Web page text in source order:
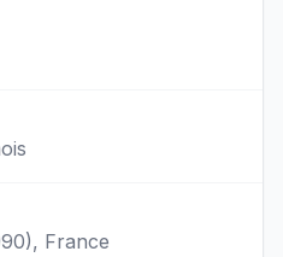
, France